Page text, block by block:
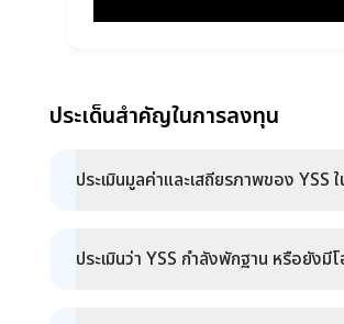
ประเด็นสำคัญในการลงทุน
ประเมินมูลค่าและเสถียรภาพของ YSS
ประเมินว่า YSS กำลังพักฐาน หรือยังมี